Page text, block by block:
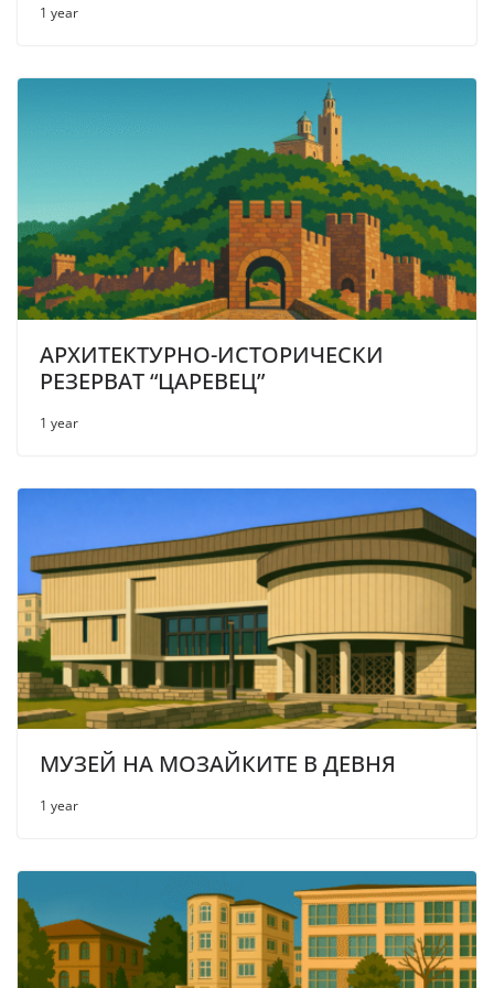
1 year
АРХИТЕКТУРНО-ИСТОРИЧЕСКИ
РЕЗЕРВАТ “ЦАРЕВЕЦ”
1 year
МУЗЕЙ НА МОЗАЙКИТЕ В ДЕВНЯ
1 year